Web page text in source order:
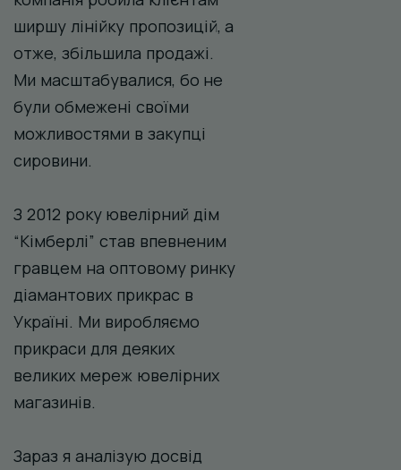
ширшу лінійку пропозицій, а
отже, збільшила продажі.
Ми масштабувалися, бо не
були обмежені своїми
можливостями в закупці
сировини.
З 2012 року ювелірний дім
“Кімберлі” став впевненим
гравцем на оптовому ринку
діамантових прикрас в
Україні. Ми виробляємо
прикраси для деяких
великих мереж ювелірних
магазинів.
Зараз я аналізую досвід